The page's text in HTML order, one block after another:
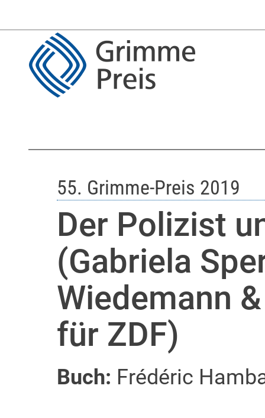
55. Grimme-Preis 2019
Der Polizist
(Gabriela
Wiedemann
für ZDF)
Buch: Frédéric